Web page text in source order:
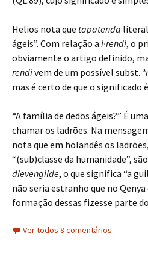
Helios nota que tapatenda
ágeis”. Com relação a i·rendi, o
obviamente o artigo definido,
rendivem de um possível subst.
mas é certo de que o significado
“A família de dedos ágeis?” É
chamar os ladrões. Na
nota que em holandês os
“(sub)classe da humanidade”,
dievengilde, o que significa “a
não seria estranho que no
formação dessas fizesse parte
Ver todos 8 comentários